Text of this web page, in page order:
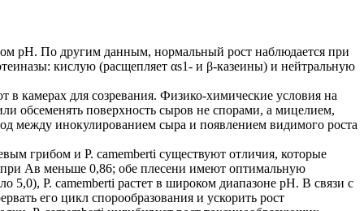
pH. По другим данным, нормальный рост наблюдается при
кислую (расщепляет αs1- и β-казеины) и нейтральную
камерах для созревания. Физико-химические условия на
обсеменять поверхность сыров не спорами, а мицелием,
между инокулированием сыра и появлением видимого роста
грибом и Р. camemberti существуют отличия, которые
при Aв меньше 0,86; обе плесени имеют оптимальную
5,0), Р. camemberti растет в широком диапазоне pH. В связи с
его цикл спорообразования и ускорить рост